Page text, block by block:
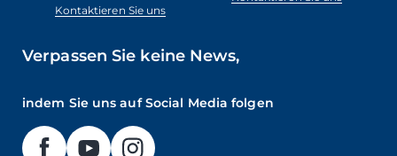
Kontaktieren Sie uns
Verpassen Sie keine News,
indem Sie uns auf Social Media folgen